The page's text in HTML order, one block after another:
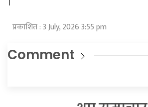
प्रकाशित : 3 July, 2026 3:55 pm
Comment